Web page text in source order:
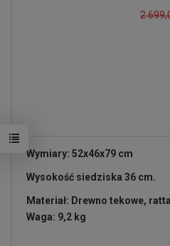
2
Wymiary: 52x46x79 cm
Wysokość siedziska 36 cm.
Materiał: Drewno tekowe,
Waga: 9,2 kg